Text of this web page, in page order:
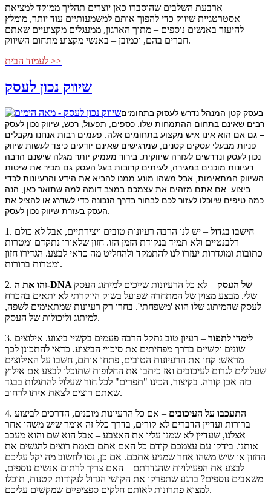
ארבעת השלבים שהוסברו כאן יוצרים תהליך ממוקד למציאת
אסטרטגיית שיווק כדי להפוך אותם למשמעותיים עוד יותר, מומלץ
להיעזר באנשים נוספים – מתוך הארגון, ממעגלים מקצועיים שאתם
חברים בהם, וכמובן – באנשי מקצוע מתחום השיווק.
לעמוד הבית >>
שיווק נכון לעסק
בעסק קטן המנהל נדרש לעסוק בתחומים
רבים שאינם בתחום ההתמחות שלו: כספים, תפעול, רכש, שיווק נכון לעסק
– גם אם הוא אינו איש מקצוע בתחומים אלה. פעמים רבות אנחנו מקבלים
פניות מבעלי עסקים קטנים, שמרגישים שאינם יודעים כיצד לעשות שיווק
נכון לעסק ונדרשים לעזרה שיווקית. בירור מעמיק יותר מגלה שישנם הרבה
רעיונות מוכנים במגירה, לעיתים קרובות בעל העסק גם מכיר את שיטות
השיווק המתאימות, אבל משהו מונע ממנו להביא את הידע והרעיונות לכדי
ביצוע. אם אתם מזהים את עצמכם במצב דומה למה שתואר כאן, הנה
כמה טיפים שיוכלו לעזור לכם לבחור בדרך הנכונה כדי לשדרג או להציל את
העסק בעזרת שיווק נכון לעסק:
1. חישבו בגדול – יש לנו הרבה רעיונות טובים ויצירתיים, אבל לא כולם
רלבנטיים ולא תמיד בנקודת הזמן הזו. חזון שלאורו נתקדם ומטרות
כתובות ומוגדרות יעזרו לנו להתמקד ולהחליט מה כדאי לבצע. הגדירו חזון
ומטרות ברורות.
2.
זהו את ה-DNA של העסק – לא כל הרעיונות שייכים למיתוג העסק
שלי. מבצע מצוין של המתחרה שפועל בשוק היוקרתי לא יתאים בהכרח
לעסק שהמיתוג שלו הוא 'משפחתי'. בחרו רק רעיונות שמתאימים לשפה,
למיתוג וליכולות של העסק.
3.
לימדו לתפור – רעיון טוב נתקל הרבה פעמים בקשיי ביצוע. אילוצים
שונים וקשיים בדרך מפחיתים את סיכויי הביצוע. כדאי להתכונן לכך
מראש: קחו את הרעיונות הטובים, פתחו אותם, חשבו על האילוצים
שעלולים לגרום לעיכובים ואז כיתבו את החלופות שתוכלו לבצע אם אילוץ
כזה אכן קורה. בקיצור, הכינו "תפרים" לכל חור שעלול להתגלות בבגד
שאתם רוצים לצאת איתו לרחוב.
4.
התעכבו על העיכובים – אם כל הרעיונות מוכנים, הדרכים לביצוע
ברורות ועדיין הדברים לא קורים, בדרך כלל זה אומר שיש משהו אחר
אצלנו, שעדיין לא שמנו עליו את האצבע – אבל הוא שם והוא מעכב
אותנו. בידקו עם עצמכם קודם כל האם אתם באמת רוצים להגשים את
החזון או שיש משהו אחר שמניע אתכם. אם כן, נסו לחשוב מה יקל עליכם
לבצע את הפעילויות שהגדרתם – האם צריך לרתום אנשים נוספים,
משאבים נוספים? ברגע שתפרקו את הקושי הגדול לנקודות קטנות, תוכלו
למצוא פתרונות לאותם חלקים ספציפיים שמקשים עליכם.